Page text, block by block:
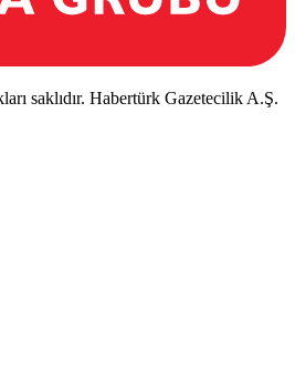
saklıdır. Habertürk Gazetecilik A.Ş.